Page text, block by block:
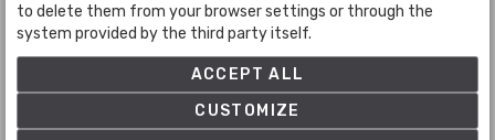
to delete them from your browser settings or through the
system provided by the third party itself.
ACCEPT ALL
CUSTOMIZE